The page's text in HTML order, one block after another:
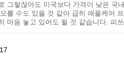
그렇잖아도 미국보다 가격이 낮은 국
를 수도 있을 것 같아 급히 애플케어
마음 놓고 있어도 될 것 같습니다. 피